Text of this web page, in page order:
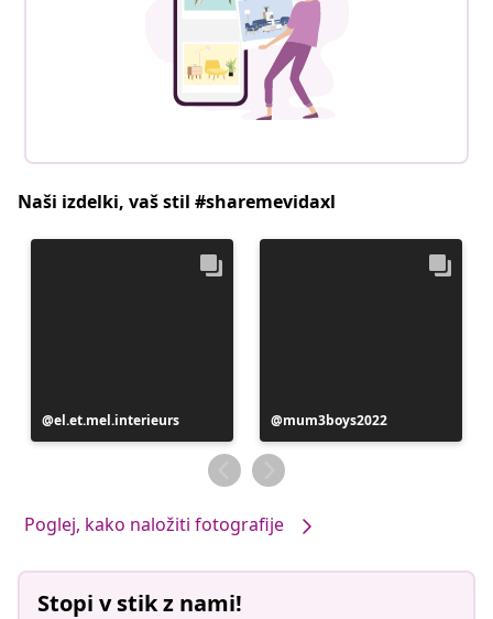
Naši izdelki, vaš stil #sharemevidaxl
Objavo
je
el.et.mel.interieurs
Objavo
je
objavil
mum3boys2022
Poglej, kako naložiti fotografije
Stopi v stik z nami!